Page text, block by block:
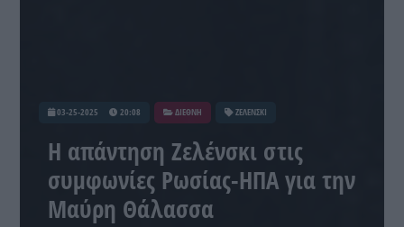
03-25-2025 20:08 ΔΙΕΘΝΗ ΖΕΛΕΝΣΚΙ
Η απάντηση Ζελένσκι στις
συμφωνίες Ρωσίας-ΗΠΑ για την
Μαύρη Θάλασσα